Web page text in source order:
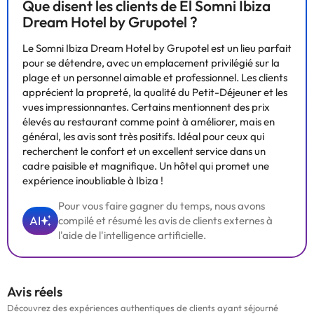
Que disent les clients de El Somni Ibiza
Dream Hotel by Grupotel ?
Le Somni Ibiza Dream Hotel by Grupotel est un lieu parfait
pour se détendre, avec un emplacement privilégié sur la
plage et un personnel aimable et professionnel. Les clients
apprécient la propreté, la qualité du Petit-Déjeuner et les
vues impressionnantes. Certains mentionnent des prix
élevés au restaurant comme point à améliorer, mais en
général, les avis sont très positifs. Idéal pour ceux qui
recherchent le confort et un excellent service dans un
cadre paisible et magnifique. Un hôtel qui promet une
expérience inoubliable à Ibiza !
AI
Pour vous faire gagner du temps, nous avons
compilé et résumé les avis de clients externes à
l'aide de l'intelligence artificielle.
Avis réels
Découvrez des expériences authentiques de clients ayant séjourné